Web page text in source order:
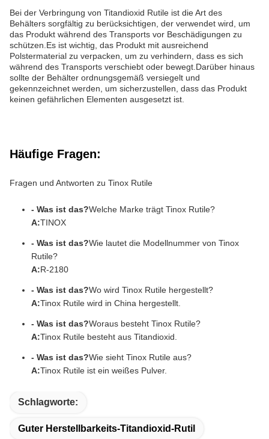
Bei der Verbringung von Titandioxid Rutile ist die Art des
Behälters sorgfältig zu berücksichtigen, der verwendet wird, um
das Produkt während des Transports vor Beschädigungen zu
schützen.Es ist wichtig, das Produkt mit ausreichend
Polstermaterial zu verpacken, um zu verhindern, dass es sich
während des Transports verschiebt oder bewegt.Darüber hinaus
sollte der Behälter ordnungsgemäß versiegelt und
gekennzeichnet werden, um sicherzustellen, dass das Produkt
keinen gefährlichen Elementen ausgesetzt ist.
Häufige Fragen:
Fragen und Antworten zu Tinox Rutile
- Was ist das?Welche Marke trägt Tinox Rutile?
A:TINOX
- Was ist das?Wie lautet die Modellnummer von Tinox
Rutile?
A:R-2180
- Was ist das?Wo wird Tinox Rutile hergestellt?
A:Tinox Rutile wird in China hergestellt.
- Was ist das?Woraus besteht Tinox Rutile?
A:Tinox Rutile besteht aus Titandioxid.
- Was ist das?Wie sieht Tinox Rutile aus?
A:Tinox Rutile ist ein weißes Pulver.
Schlagworte:
Guter Herstellbarkeits-Titandioxid-Rutil